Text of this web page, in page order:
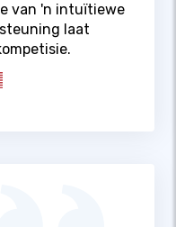
van 'n intuïtiewe
laat